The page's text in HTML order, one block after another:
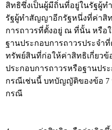
สิทธิซึ่งเป็นผู้มีถิ่นที่อยู่ในรัฐผู้
รัฐผู้ทำสัญญาอีกรัฐหนึ่งที่ค่าสิ
การถาวรที่ตั้งอยู่ ณ ที่นั้น หรือ
ฐานประกอบการถาวรประจำ
ทรัพย์สินที่ก่อให้ค่าสิทธิเกี่ยว
ประกอบการถาวรหรือฐานปร
กรณีเช่นนี้ บทบัญญัติของข้อ 7
กรณี